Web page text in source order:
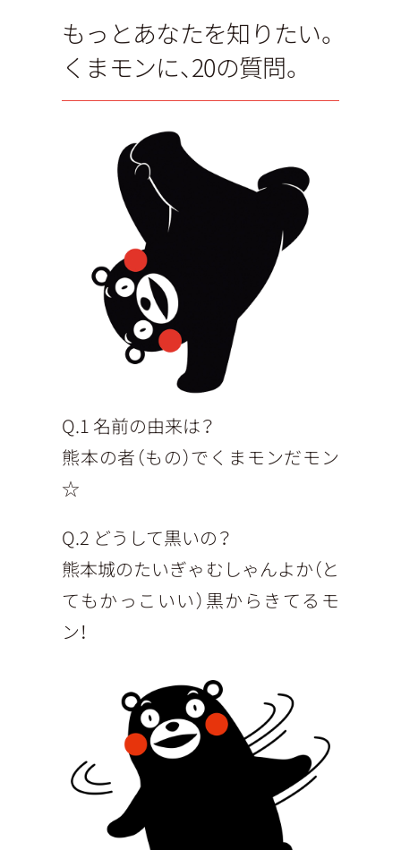
もっとあなたを知りたい。
くまモンに、20の質問。
Q.1 名前の由来は？
熊本の者（もの）でくまモンだモン
☆
Q.2 どうして黒いの？
熊本城のたいぎゃむしゃんよか（と
てもかっこいい）黒からきてるモ
ン！